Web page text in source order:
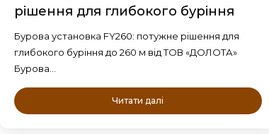
рішення для глибокого буріння
Бурова установка FY260: потужне рішення для
глибокого буріння до 260 м від ТОВ «ДОЛОТА»
Бурова…
Читати далі